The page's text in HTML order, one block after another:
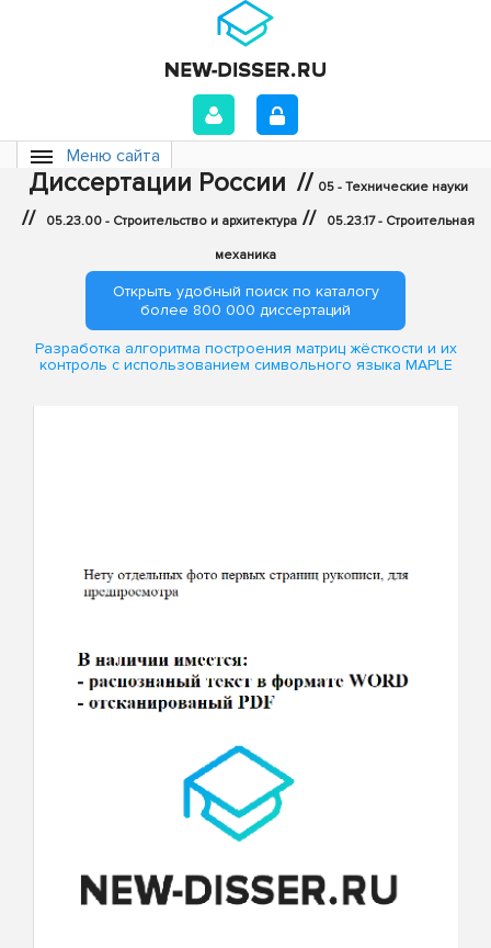
Меню сайта
Диссертации России // 05 - Технические науки
// 05.23.00 - Строительство и архитектура // 05.23.17 - Строительная
механика
Открыть удобный поиск по каталогу
более 800 000 диссертаций
Разработка алгоритма построения матриц жёсткости и их
контроль с использованием символьного языка MAPLE